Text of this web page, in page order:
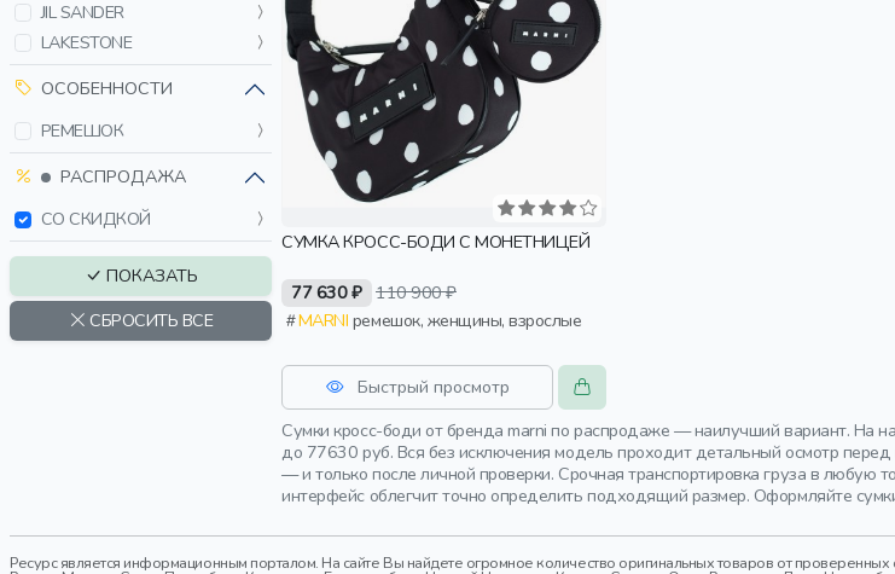
JIL SANDER
LAKESTONE
ОСОБЕННОСТИ
РЕМЕШОК
РАСПРОДАЖА
СО СКИДКОЙ
ПОКАЗАТЬ
СБРОСИТЬ ВСЕ
СУМКА КРОСС-БОДИ С МОНЕТНИЦЕЙ
77 630 ₽ 110 900 ₽
MARNI ремешок, женщины, взрослые
Быстрый просмотр
Сумки кросс-боди от бренда marni по распродаже — наилучший вариант. На
до 77630 руб. Вся без исключения модель проходит детальный осмотр
— и только после личной проверки. Срочная транспортировка груза в
интерфейс облегчит точно определить подходящий размер. Оформляйте
Ресурс является информационным порталом. На сайте Вы найдете огромное количество оригинальных товаров от